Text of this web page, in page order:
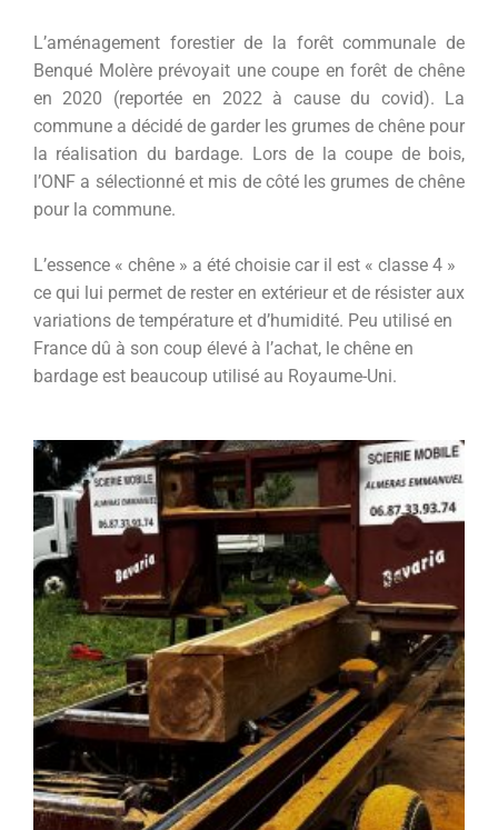
L’aménagement forestier de la forêt communale de
Benqué Molère prévoyait une coupe en forêt de chêne
en 2020 (reportée en 2022 à cause du covid). La
commune a décidé de garder les grumes de chêne pour
la réalisation du bardage. Lors de la coupe de bois,
l’ONF a sélectionné et mis de côté les grumes de chêne
pour la commune.
L’essence « chêne » a été choisie car il est « classe 4 »
ce qui lui permet de rester en extérieur et de résister aux
variations de température et d’humidité. Peu utilisé en
France dû à son coup élevé à l’achat, le chêne en
bardage est beaucoup utilisé au Royaume-Uni.